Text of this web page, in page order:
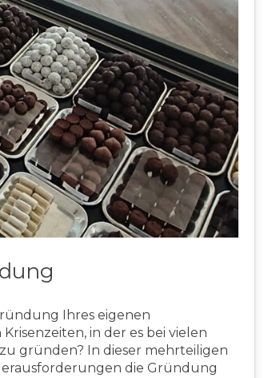
Ihres eigenen
in der es bei vielen
gründen? In dieser mehrteiligen
die Gründung